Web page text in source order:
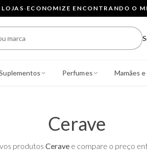
· ECONOMIZE ENCONTRANDO O
Perfumes Mamães
Cerave
produtos Cerave e compare o preço